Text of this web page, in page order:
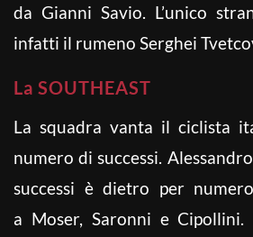
da Gianni Savio. L’unico
infatti il rumeno Serghei
La SOUTHEAST
La squadra vanta il ciclista
numero di successi.
successi è dietro per
a Moser, Saronni e Cipollini.